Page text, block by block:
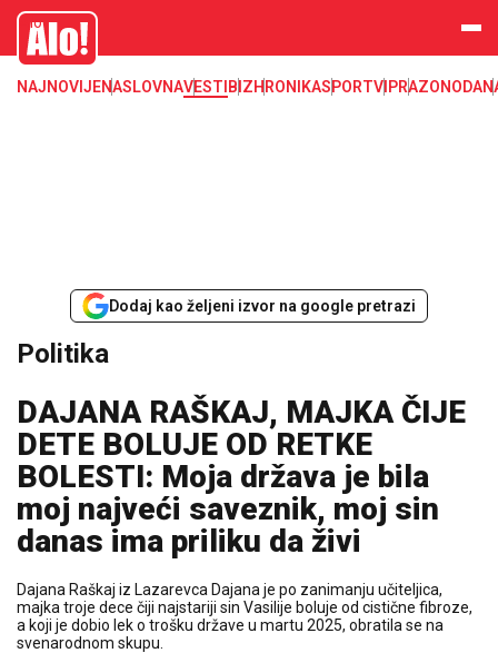
Alo
NAJNOVIJENASLOVNAVESTI BIZHRONIKASPORTVIPRAZONODA
Dodaj kao željeni izvor na google pretrazi
Politika
DAJANA RAŠKAJ, MAJKA ČIJE
DETE BOLUJE OD RETKE
BOLESTI: Moja država je bila
moj najveći saveznik, moj sin
danas ima priliku da živi
Dajana Raškaj iz Lazarevca Dajana je po zanimanju učiteljica,
majka troje dece čiji najstariji sin Vasilije boluje od cistične fibroze,
a koji je dobio lek o trošku države u martu 2025, obratila se na
svenarodnom skupu.